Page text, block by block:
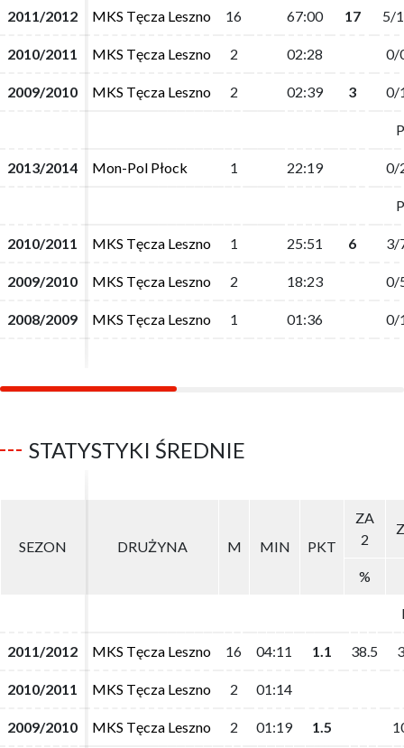
2011/2012 MKS Tęcza Leszno 16 67:00 17 5/
2010/2011 MKS Tęcza Leszno 2 02:28 0/
2009/2010 MKS Tęcza Leszno 2 02:39 3 0/
2013/2014 Mon-Pol Płock 1 22:19 0/
2010/2011 MKS Tęcza Leszno 1 25:51 6 3/
2009/2010 MKS Tęcza Leszno 2 18:23 0/
2008/2009 MKS Tęcza Leszno 1 01:36 0/
2011/2012 MKS Tęcza Leszno 16 67:00 17 5/
2010/2011 MKS Tęcza Leszno 2 02:28 0/
2009/2010 MKS Tęcza Leszno 2 02:39 3 0/
2013/2014 Mon-Pol Płock 1 22:19 0/
2010/2011 MKS Tęcza Leszno 1 25:51 6 3/
2009/2010 MKS Tęcza Leszno 2 18:23 0/
2008/2009 MKS Tęcza Leszno 1 01:36 0/
STATYSTYKI ŚREDNIE
SEZON DRUŻYNA M MIN PKT
ZA
2
%
2011/2012 MKS Tęcza Leszno 16 04:11 1.1 38.5
2010/2011 MKS Tęcza Leszno 2 01:14
2009/2010 MKS Tęcza Leszno 2 01:19 1.5
SEZON DRUŻYNA M MIN PKT
ZA
2
%
2011/2012 MKS Tęcza Leszno 16 04:11 1.1 38.5
2010/2011 MKS Tęcza Leszno 2 01:14
2009/2010 MKS Tęcza Leszno 2 01:19 1.5